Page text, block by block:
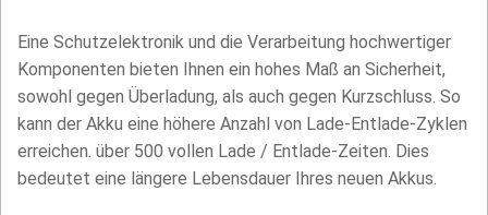
Eine Schutzelektronik und die Verarbeitung hochwertiger
Komponenten bieten Ihnen ein hohes Maß an Sicherheit,
sowohl gegen Überladung, als auch gegen Kurzschluss. So
kann der Akku eine höhere Anzahl von Lade-Entlade-Zyklen
erreichen. über 500 vollen Lade / Entlade-Zeiten. Dies
bedeutet eine längere Lebensdauer Ihres neuen Akkus.